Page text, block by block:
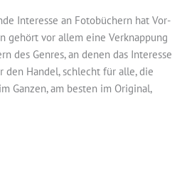
Interesse an Fotobüchern hat Vor-
gehört vor allem eine Verknappung
des Genres, an denen das Interesse
den Handel, schlecht für alle, die
Ganzen, am besten im Original,